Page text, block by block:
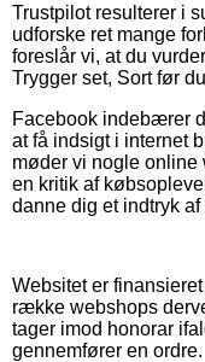
Trustpilot resulterer i
udforske ret mange
foreslår vi, at du
Trygger set, Sort før
Facebook indebærer
at få indsigt i internet
møder vi nogle online
en kritik af
danne dig et indtryk
Websitet er
række webshops
tager imod honorar
gennemfører en ordre.